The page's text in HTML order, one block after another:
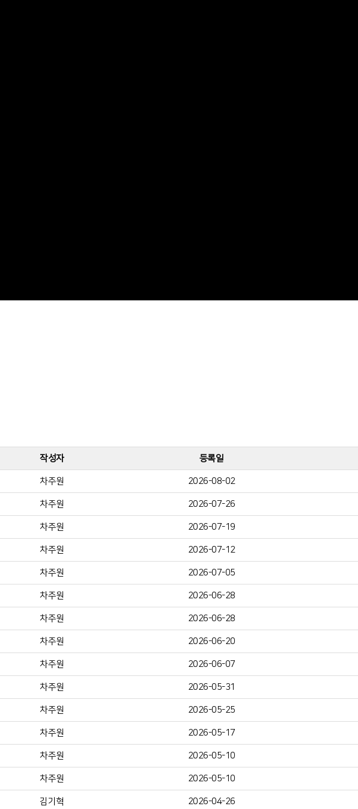
작성자 등록일
차주원 2026-08-02
차주원 2026-07-26
차주원 2026-07-19
차주원 2026-07-12
차주원 2026-07-05
차주원 2026-06-28
차주원 2026-06-28
차주원 2026-06-20
차주원 2026-06-07
차주원 2026-05-31
차주원 2026-05-25
차주원 2026-05-17
차주원 2026-05-10
차주원 2026-05-10
김기혁 2026-04-26